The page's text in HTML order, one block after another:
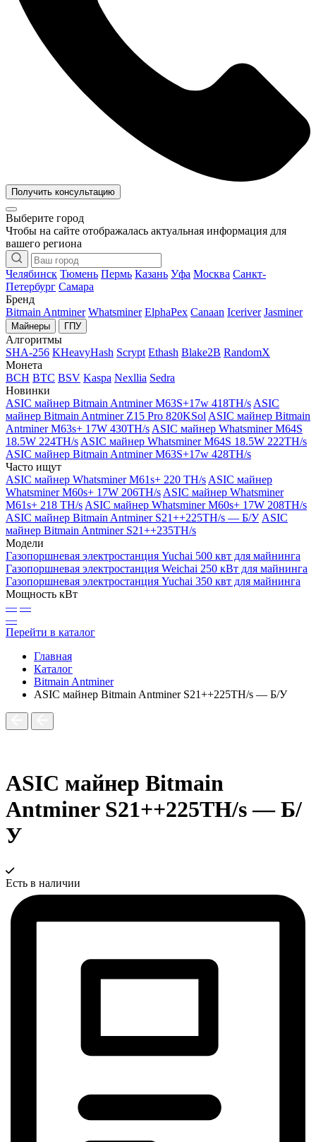
Получить консультацию
Выберите город
Чтобы на сайте отображалась актуальная информация для
вашего региона
Челябинск Тюмень Пермь Казань Уфа Москва Санкт-
Петербург Самара
Бренд
Bitmain Antminer Whatsminer ElphaPex Canaan Iceriver Jasminer
Майнеры ГПУ
Алгоритмы
SHA-256 KHeavyHash Scrypt Ethash Blake2B RandomX
Монета
BCH BTC BSV Kaspa Nexllia Sedra
Новинки
ASIC майнер Bitmain Antminer M63S+17w 418TH/s ASIC
майнер Bitmain Antminer Z15 Pro 820KSol ASIC майнер Bitmain
Antminer M63s+ 17W 430TH/s ASIC майнер Whatsminer M64S
18.5W 224TH/s ASIC майнер Whatsminer M64S 18.5W 222TH/s
ASIC майнер Bitmain Antminer M63S+17w 428TH/s
Часто ищут
ASIC майнер Whatsminer M61s+ 220 TH/s ASIC майнер
Whatsminer M60s+ 17W 206TH/s ASIC майнер Whatsminer
M61s+ 218 TH/s ASIC майнер Whatsminer M60s+ 17W 208TH/s
ASIC майнер Bitmain Antminer S21++225TH/s — Б/У ASIC
майнер Bitmain Antminer S21++235TH/s
Модели
Газопоршневая электростанция Yuchai 500 квт для майнинга
Газопоршневая электростанция Weichai 250 кВт для майнинга
Газопоршневая электростанция Yuchai 350 квт для майнинга
Мощность кВт
— —
—
Перейти в каталог
Главная
Каталог
Bitmain Antminer
ASIC майнер Bitmain Antminer S21++225TH/s — Б/У
ASIC майнер Bitmain
Antminer S21++225TH/s — Б/
У
Есть в наличии